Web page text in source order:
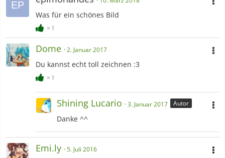
Was für ein schönes Bild
1
Dome 2. Januar 2017
Du kannst echt toll zeichnen :3
1
Shining Lucario 3. Januar 2017 Autor
Danke ^^
Emi.ly 5. Juli 2016